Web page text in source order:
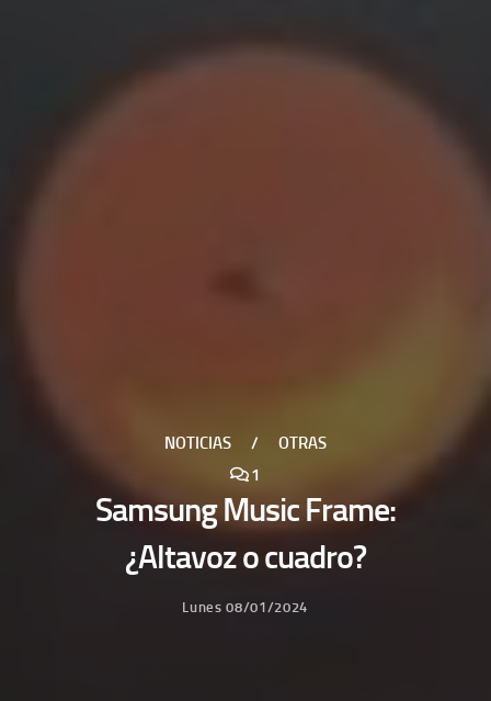
NOTICIAS /
OTRAS
1
Samsung Music Frame:
¿Altavoz o cuadro?
Lunes 08/01/2024